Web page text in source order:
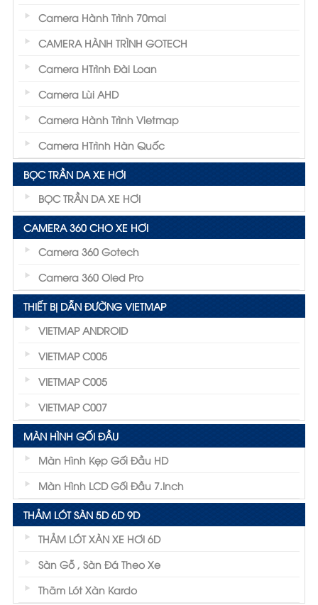
Camera Hành Trình 70mai
CAMERA HÀNH TRÌNH GOTECH
Camera HTrình Đài Loan
Camera Lùi AHD
Camera Hành Trình Vietmap
Camera HTrình Hàn Quốc
BỌC TRẦN DA XE HƠI
BỌC TRẦN DA XE HƠI
CAMERA 360 CHO XE HƠI
Camera 360 Gotech
Camera 360 Oled Pro
THIẾT BỊ DẪN ĐƯỜNG VIETMAP
VIETMAP ANDROID
VIETMAP C005
VIETMAP C005
VIETMAP C007
MÀN HÌNH GỐI ĐẦU
Màn Hình Kẹp Gối Đầu HD
Màn Hình LCD Gối Đầu 7.inch
THẢM LÓT SÀN 5D 6D 9D
THẢM LÓT XÀN XE HƠI 6D
Sàn Gỗ , Sàn Đá Theo Xe
Thãm Lót Xàn Kardo